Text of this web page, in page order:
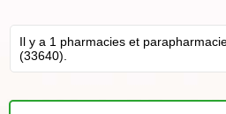
Il y a 1 pharmacies et
(33640).